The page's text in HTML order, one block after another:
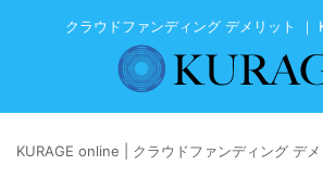
クラウドファンディング デメリット ｜
KURAGE online | クラウドファンディング デ